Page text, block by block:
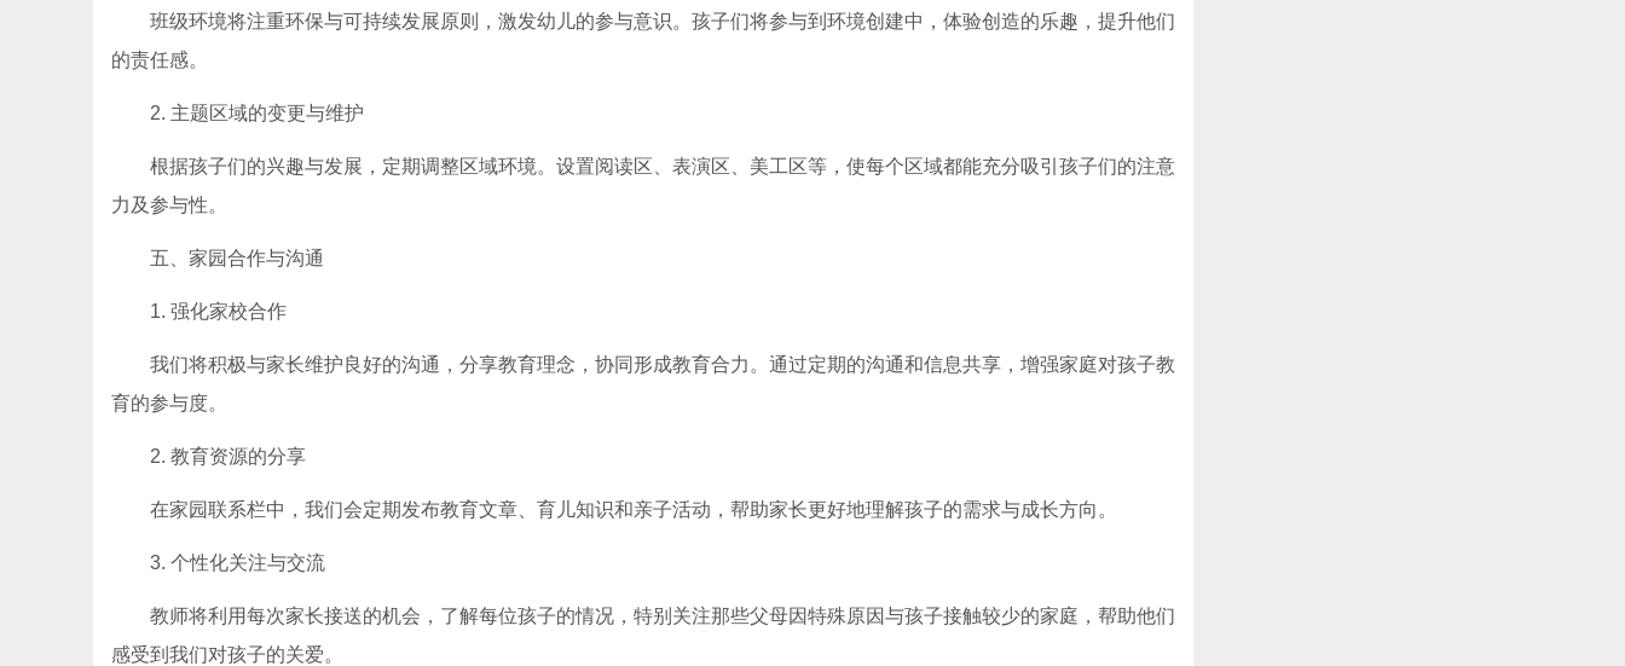
班级环境将注重环保与可持续发展原则，激发幼儿的参与意识。孩子们将参与到环境创建中，体验创造的乐趣，提升他们
的责任感。
2. 主题区域的变更与维护
根据孩子们的兴趣与发展，定期调整区域环境。设置阅读区、表演区、美工区等，使每个区域都能充分吸引孩子们的注意
力及参与性。
五、家园合作与沟通
1. 强化家校合作
我们将积极与家长维护良好的沟通，分享教育理念，协同形成教育合力。通过定期的沟通和信息共享，增强家庭对孩子教
育的参与度。
2. 教育资源的分享
在家园联系栏中，我们会定期发布教育文章、育儿知识和亲子活动，帮助家长更好地理解孩子的需求与成长方向。
3. 个性化关注与交流
教师将利用每次家长接送的机会，了解每位孩子的情况，特别关注那些父母因特殊原因与孩子接触较少的家庭，帮助他们
感受到我们对孩子的关爱。